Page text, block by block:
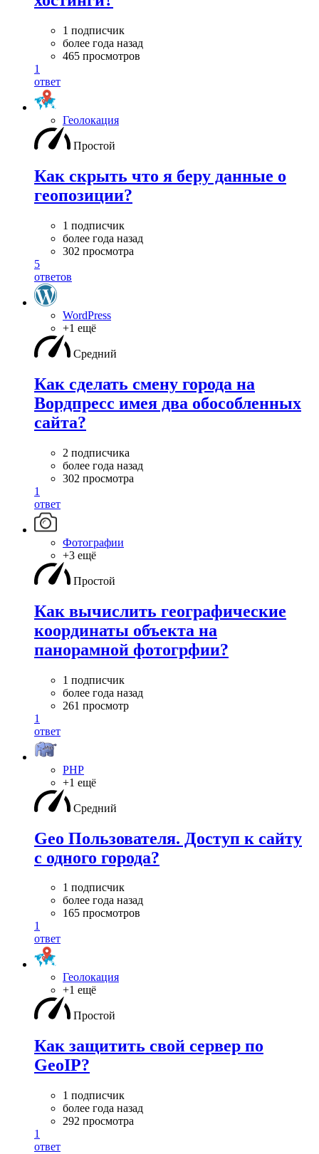
1 подписчик
более года назад
465 просмотров
1
ответ
Геолокация
Простой
Как скрыть что я беру данные о
геопозиции?
1 подписчик
более года назад
302 просмотра
5
ответов
WordPress
+1 ещё
Средний
Как сделать смену города на
Вордпресс имея два обособленных
сайта?
2 подписчика
более года назад
302 просмотра
1
ответ
Фотографии
+3 ещё
Простой
Как вычислить географические
координаты объекта на
панорамной фотогрфии?
1 подписчик
более года назад
261 просмотр
1
ответ
PHP
+1 ещё
Средний
Geo Пользователя. Доступ к сайту
с одного города?
1 подписчик
более года назад
165 просмотров
1
ответ
Геолокация
+1 ещё
Простой
Как защитить свой сервер по
GeoIP?
1 подписчик
более года назад
292 просмотра
1
ответ